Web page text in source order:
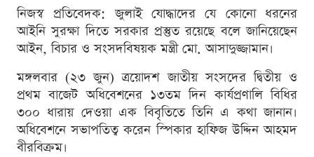
নিজস্ব প্রতিবেদক: জুলাই যোদ্ধাদের যে কোনো ধরনের
আইনি সুরক্ষা দিতে সরকার প্রস্তুত রয়েছে বলে জানিয়েছেন
আইন, বিচার ও সংসদবিষয়ক মন্ত্রী মো. আসাদুজ্জামান।
মঙ্গলবার (২৩ জুন) ত্রয়োদশ জাতীয় সংসদের দ্বিতীয় ও
প্রথম বাজেট অধিবেশনের ১৩তম দিন কার্যপ্রণালি বিধির
৩০০ ধারায় দেওয়া এক বিবৃতিতে তিনি এ কথা জানান।
অধিবেশনে সভাপতিত্ব করেন স্পিকার হাফিজ উদ্দিন আহমদ
বীরবিক্রম।